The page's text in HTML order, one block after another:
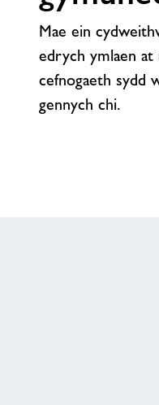
Mae ein
edrych ymlaen at
cefnogaeth sydd
gennych chi.